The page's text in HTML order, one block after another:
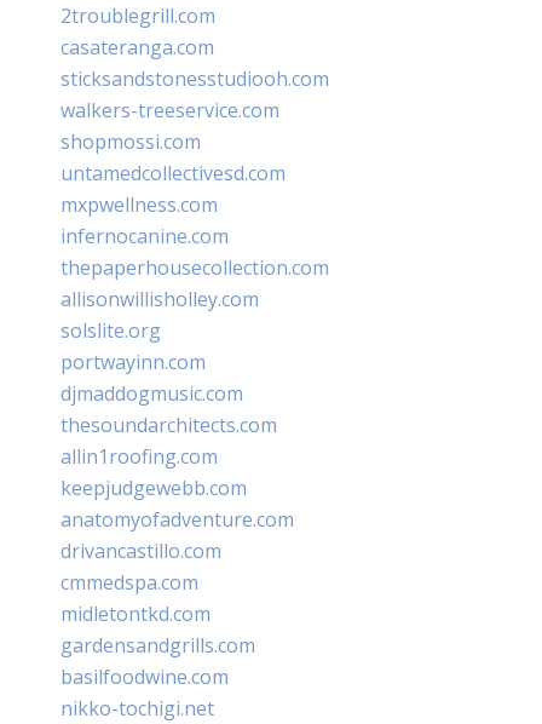
2troublegrill.com
casateranga.com
sticksandstonesstudiooh.com
walkers-treeservice.com
shopmossi.com
untamedcollectivesd.com
mxpwellness.com
infernocanine.com
thepaperhousecollection.com
allisonwillisholley.com
solslite.org
portwayinn.com
djmaddogmusic.com
thesoundarchitects.com
allin1roofing.com
keepjudgewebb.com
anatomyofadventure.com
drivancastillo.com
cmmedspa.com
midletontkd.com
gardensandgrills.com
basilfoodwine.com
nikko-tochigi.net